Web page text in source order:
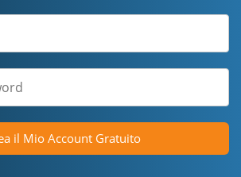
il Mio Account Gratuito